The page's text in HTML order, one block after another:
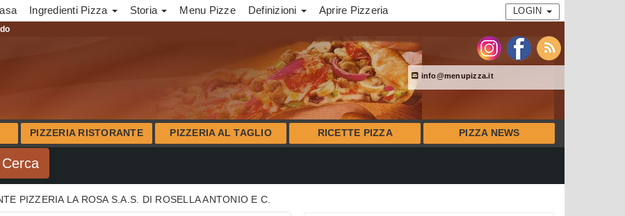
Ingredienti Pizza Storia Menu Pizze Definizioni Aprire Pizzeria LOGIN
info@menupizza.it
PIZZERIA RISTORANTE PIZZERIA AL TAGLIO RICETTE PIZZA PIZZA NEWS
PIZZERIA LA ROSA S.A.S. DI ROSELLA ANTONIO E C.